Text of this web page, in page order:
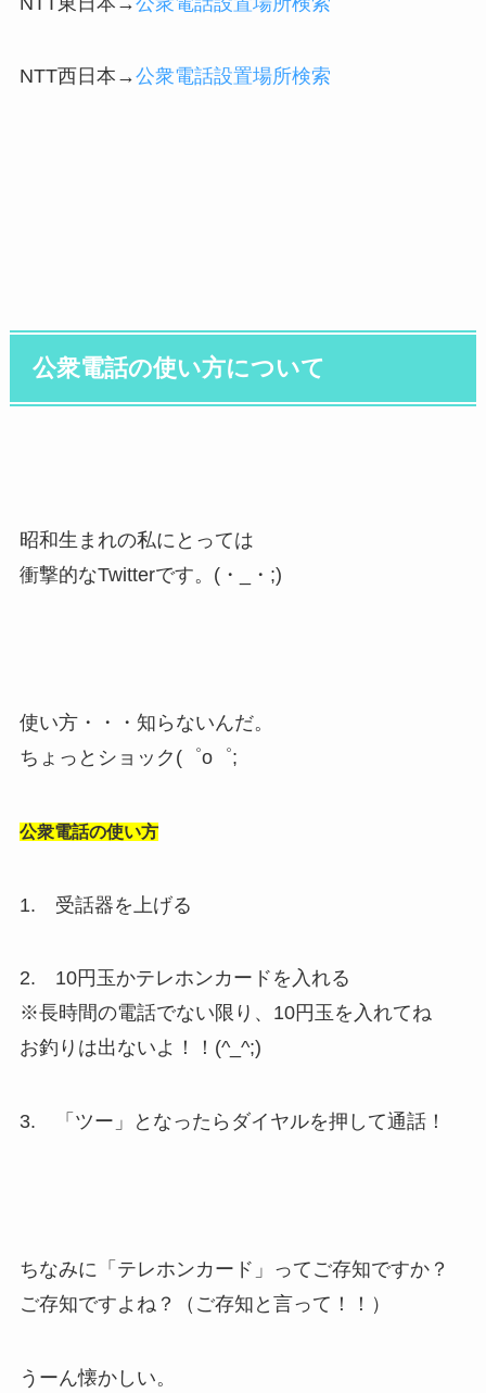
NTT西日本→公衆電話設置場所検索
公衆電話の使い方について
昭和生まれの私にとっては
衝撃的なTwitterです。(・_・;)
使い方・・・知らないんだ。
ちょっとショック(゜o゜;
公衆電話の使い方
1. 受話器を上げる
2. 10円玉かテレホンカードを入れる
※長時間の電話でない限り、10円玉を入れてね
お釣りは出ないよ！！(^_^;)
3. 「ツー」となったらダイヤルを押して通話！
ちなみに「テレホンカード」ってご存知ですか？
ご存知ですよね？（ご存知と言って！！）
うーん懐かしい。